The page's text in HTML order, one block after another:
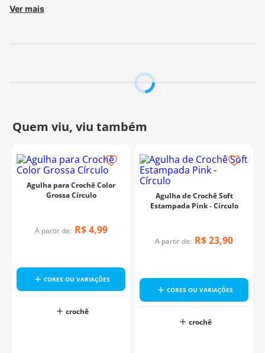
Composição:
Ver mais
Agulha para Crochê Color
Grossa Círculo
A partir de: R$ 4,99
CORES OU VARIAÇÕES
crochê
Agulha de Crochê Soft
Estampada Pink - Círculo
A partir de: R$23,90
CORES OU VARIAÇÕES
crochê